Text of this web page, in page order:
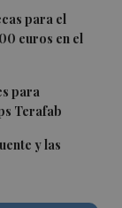
para el
euros en el
para
Terafab
y las